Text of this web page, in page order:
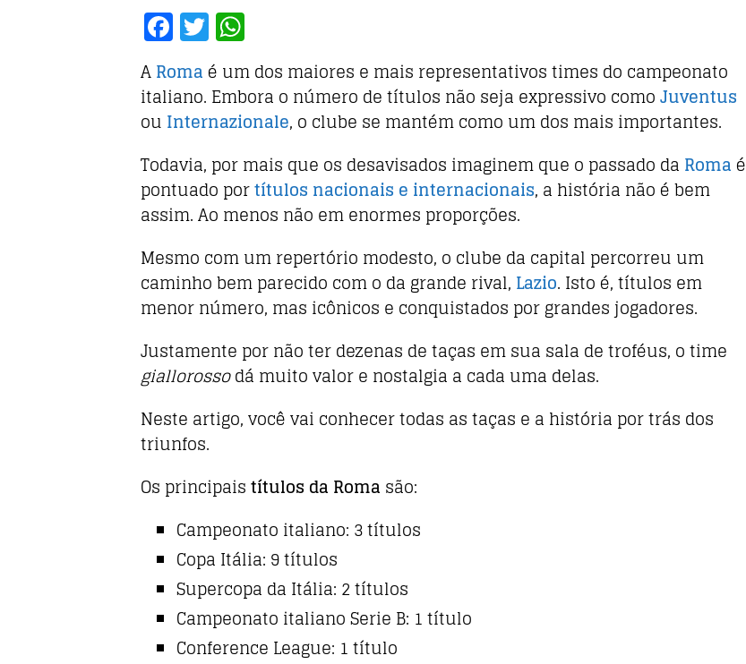
F
a
c
e
b
o
o
k
T
w
it
te
r
h
at
s
A
p
p
ARoma é um dos maiores e mais representativos times do campeonato
italiano. Embora o número de títulos não seja expressivo comoJuventus
ou Internazionale, o clube se mantém como um dos mais importantes.
Todavia, por mais que os desavisados imaginem que o passado da Roma é
pontuado portítulos nacionais e internacionais, a história não é bem
assim. Ao menos não em enormes proporções.
Mesmo com um repertório modesto, o clube da capital percorreu um
caminho bem parecido com o da grande rival, Lazio. Isto é, títulos em
menor número, mas icônicos e conquistados por grandes jogadores.
Justamente por não ter dezenas de taças em sua sala de troféus, o time
giallorossodá muito valor e nostalgia a cada uma delas.
Neste artigo, você vai conhecer todas as taças e a história por trás dos
triunfos.
Os principaistítulos da Roma são:
Campeonato italiano: 3 títulos
Copa Itália: 9 títulos
Supercopa da Itália: 2 títulos
Campeonato italiano Serie B: 1 título
Conference League: 1 título